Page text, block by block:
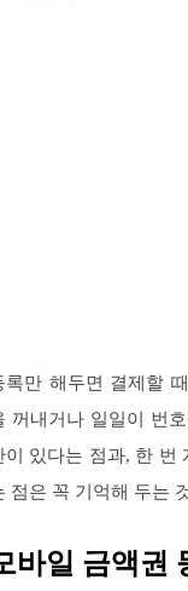
록만 해두면 결제할
꺼내거나 일일이 번
이 있다는 점과, 한 번
점은 꼭 기억해 두는
바일 금액권